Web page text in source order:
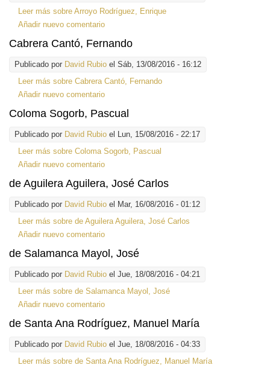
Leer más sobre Arroyo Rodríguez, Enrique
Añadir nuevo comentario
Cabrera Cantó, Fernando
Publicado por David Rubio el Sáb, 13/08/2016 - 16:12
Leer más sobre Cabrera Cantó, Fernando
Añadir nuevo comentario
Coloma Sogorb, Pascual
Publicado por David Rubio el Lun, 15/08/2016 - 22:17
Leer más sobre Coloma Sogorb, Pascual
Añadir nuevo comentario
de Aguilera Aguilera, José Carlos
Publicado por David Rubio el Mar, 16/08/2016 - 01:12
Leer más sobre de Aguilera Aguilera, José Carlos
Añadir nuevo comentario
de Salamanca Mayol, José
Publicado por David Rubio el Jue, 18/08/2016 - 04:21
Leer más sobre de Salamanca Mayol, José
Añadir nuevo comentario
de Santa Ana Rodríguez, Manuel María
Publicado por David Rubio el Jue, 18/08/2016 - 04:33
Leer más sobre de Santa Ana Rodríguez, Manuel María